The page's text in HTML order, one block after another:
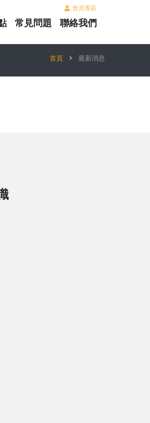
會員專區
常見問題 聯絡我們
首頁 最新消息